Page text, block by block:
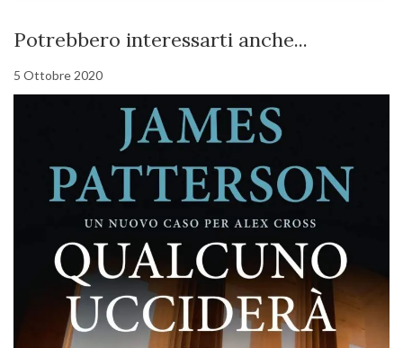
Potrebbero interessarti anche...
5 Ottobre 2020